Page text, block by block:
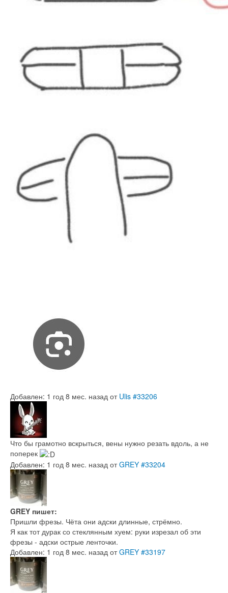
Добавлен: 1 год 8 мес. назад от Ulis #33206
Что бы грамотно вскрыться, вены нужно резать вдоль, а не
поперек
Добавлен: 1 год 8 мес. назад отGREY #33204
GREY пишет:
Пришли фрезы. Чёта они адски длинные, стрёмно.
Я как тот дурак со стеклянным хуем: руки изрезал об эти
фрезы - адски острые ленточки.
Добавлен: 1 год 8 мес. назад отGREY #33197